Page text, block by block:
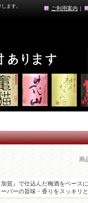
ます。 ご利用案内 ｜
商
賀』で仕込んだ梅酒をベース
バーの旨味・香りをスッキリ